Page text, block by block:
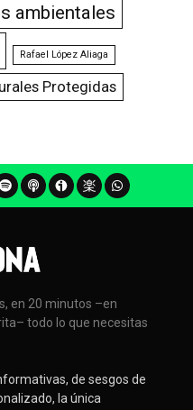
ambientales
Rafael López Aliaga
Protegidas
en 20 minutos –en
todo lo que necesitas
de sesgos de
la única